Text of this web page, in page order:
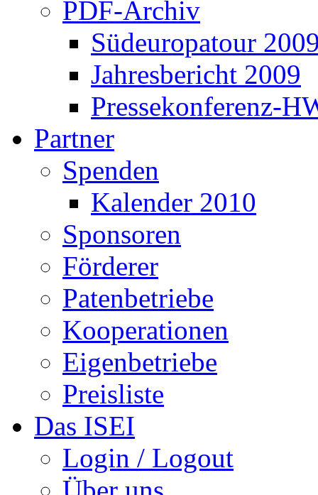
PDF-Archiv
Südeuropatour
Jahresbericht 2009
Pressekonferenz-
Partner
Spenden
Kalender 2010
Sponsoren
Förderer
Patenbetriebe
Kooperationen
Eigenbetriebe
Preisliste
Das ISEI
Login / Logout